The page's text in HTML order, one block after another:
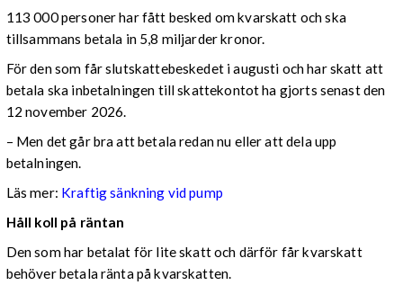
113 000 personer har fått besked om kvarskatt och ska
tillsammans betala in 5,8 miljarder kronor.
För den som får slutskattebeskedet i augusti och har skatt att
betala ska inbetalningen till skattekontot ha gjorts senast den
12 november 2026.
– Men det går bra att betala redan nu eller att dela upp
betalningen.
Läs mer: Kraftig sänkning vid pump
Håll koll på räntan
Den som har betalat för lite skatt och därför får kvarskatt
behöver betala ränta på kvarskatten.